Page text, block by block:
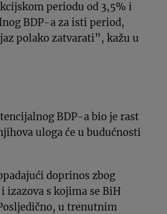
periodu od 3,5% i
BDP-a za isti period,
polako zatvarati”, kažu u
BDP-a bio je rast
uloga će u budućnosti
doprinos zbog
izazova s kojima se BiH
u trenutnim